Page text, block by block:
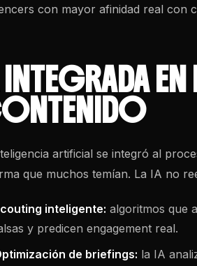
con mayor afinidad real con
artificial se integró al
que muchos temían. La IA no
inteligente: algoritmos que
y predicen engagement real.
de briefings: la IA